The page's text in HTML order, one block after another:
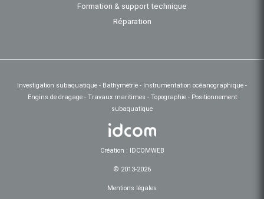
Formation & support technique
Réparation
Investigation subaquatique - Bathymétrie - Instrumentation océanographique -
Engins de dragage - Travaux maritimes - Topographie - Positionnement
subaquatique
Création : IDCOMWEB
© 2013-2026
Mentions légales